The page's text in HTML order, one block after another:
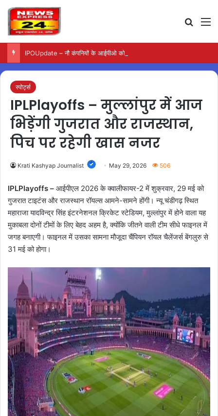
स्पोर्ट्स
IPLPlayoffs – मुल्लांपुर में आज
भिड़ेंगी गुजरात और राजस्थान,
पिच पर रहेगी खास नजर
Krati Kashyap Journalist May 29, 2026 506
IPLPlayoffs – आईपीएल 2026 के क्वालीफायर-2 में शुक्रवार, 29 मई को
गुजरात टाइटंस और राजस्थान रॉयल्स आमने-सामने होंगी। न्यू चंडीगढ़ स्थित
महाराजा यादविन्द्र सिंह इंटरनेशनल क्रिकेट स्टेडियम, मुल्लांपुर में होने वाला यह
मुकाबला दोनों टीमों के लिए बेहद अहम है, क्योंकि जीतने वाली टीम सीधे फाइनल में
जगह बनाएगी। फाइनल में उसका सामना मौजूदा चैंपियन रॉयल चैलेंजर्स बेंगलुरु से
31 मई को होगा।